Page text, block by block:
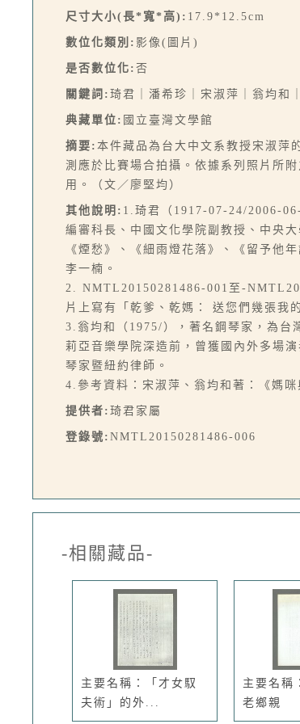
尺寸大小(長*寬*高): 17.9*12.5cm
數位化類別: 影像(圖片)
是否數位化: 否
關鍵詞: 琦君｜潘希珍｜宋淑萍｜翁均和
典藏單位: 國立臺灣文學館
摘要: 本件藏品為台大中文系教授宋淑萍
測應於比賽場合拍攝。依據系列照片所
用。（文／廖堅均）
其他說明: 1.琦君（1917-07-24/2006-
編審科長、中國文化學院副教授、中央
《煙愁》、《細雨燈花落》、《留予他
李一楠。
2. NMTL20150281486-001至-
片上寫有「乾爹、乾媽： 送您們幾張我
3.翁均和（1975/），著名鋼琴家，為台
莉亞音樂學院深造前，曾獲國內外多場
琴家暨紐約律師。
4.參考資料：宋淑萍、翁均和著：《媽
提供者: 琦君家屬
登錄號: NMTL20150281486-006
-相關藏品-
主要名稱：「才女馭
夫術」的外...
主要名稱
老鄉親